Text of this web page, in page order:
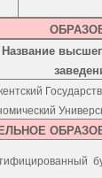
Название
за